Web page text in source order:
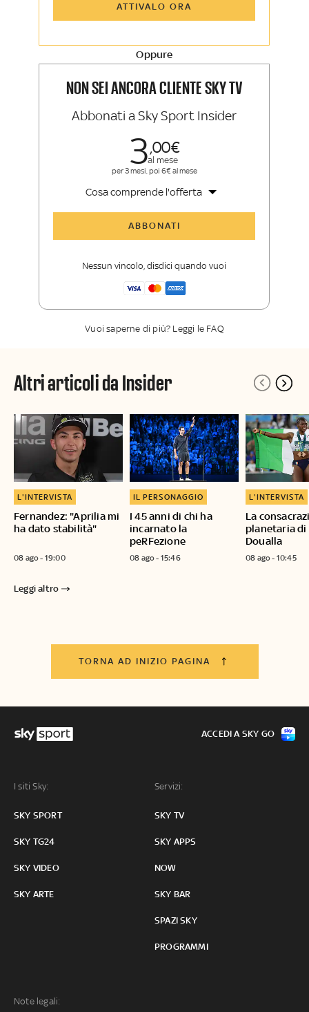
Sky TG24 Insider
Sport e Sky TG24
La newsletter esclusiva di Sky Sport
ATTIVALO ORA
Oppure
NON SEI ANCORA CLIENTE SKY TV
Abbonati a Sky Sport Insider
300
al mese
per 3 mesi, poi 6€ al mese
Cosa comprende l'offerta
Sport
La newsletter esclusiva di Sky Sport
ABBONATI
Nessun vincolo, disdici quando vuoi
Vuoi saperne di più? Leggi le FAQ
Altri articoli da Insider
Fernandez: "Aprilia mi
ha dato stabilità"
L'INTERVISTA
08 ago - 19:00
I 45 anni di chi ha
incarnato la
peRFezione
IL PERSONAGGIO
08 ago - 15:46
La
planetaria di
Doualla
L'INTERVISTA
08 ago - 10:45
Leggi altro
TORNA AD INIZIO PAGINA
I siti Sky:
SKY SPORT
SKY TG24
SKY VIDEO
SKY ARTE
Servizi:
SKY TV
SKY APPS
NOW
SKY BAR
SPAZI SKY
PROGRAMMI
Note legali:
ACCEDI A SKY GO